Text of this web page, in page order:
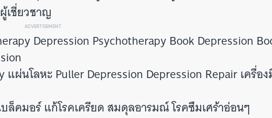
เชี่ยวชาญ
ADVERTISEMENT
Depression Psychotherapy Book Depression
แผ่นโลหะ Puller Depression Depression Repair เครื่อ
ล็คมอร์ แก้โรคเครียด สมดุลอารมณ์ โรคซึมเศร้าอ่อนๆ